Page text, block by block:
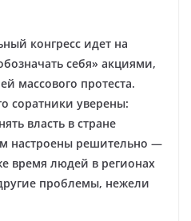
конгресс идет на
себя» акциями,
массового протеста.
соратники уверены:
власть в стране
настроены решительно —
время людей в регионах
проблемы, нежели